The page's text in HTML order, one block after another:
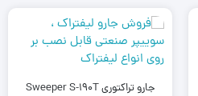
جارو تراکتوری Sweeper S-190T